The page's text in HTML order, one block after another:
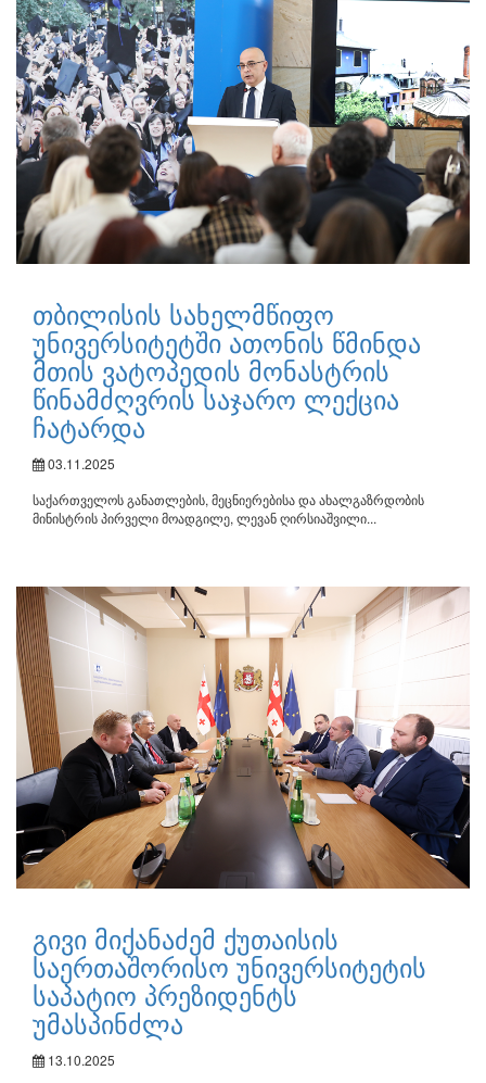
თბილისის სახელმწიფო
უნივერსიტეტში ათონის წმინდა
მთის ვატოპედის მონასტრის
წინამძღვრის საჯარო ლექცია
ჩატარდა
03.11.2025
საქართველოს განათლების, მეცნიერებისა და ახალგაზრდობის
მინისტრის პირველი მოადგილე, ლევან ღირსიაშვილი...
გივი მიქანაძემ ქუთაისის
საერთაშორისო უნივერსიტეტის
საპატიო პრეზიდენტს
უმასპინძლა
13.10.2025